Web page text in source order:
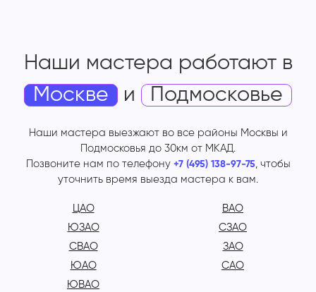
Наши мастера работают в
Москве
и Подмосковье
Наши мастера выезжают во все районы Москвы и
Подмосковья до 30км от МКАД.
Позвоните нам по телефону +7 (495) 138-97-75, чтобы
уточнить время выезда мастера к вам.
ЦАО
ЮЗАО
СВАО
ЮАО
ЮВАО
ВАО
СЗАО
ЗАО
САО